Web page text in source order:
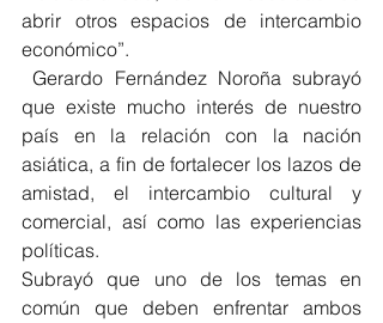
abrir otros espacios de intercambio
económico”.
Gerardo Fernández Noroña subrayó
que existe mucho interés de nuestro
país en la relación con la nación
asiática, a fin de fortalecer los lazos de
amistad, el intercambio cultural y
comercial, así como las experiencias
políticas.
Subrayó que uno de los temas en
común que deben enfrentar ambos